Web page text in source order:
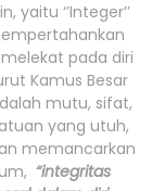
yaitu ‘’Integer’’
pada diri
Kamus Besar
mutu, sifat,
yang utuh,
memancarkan
“integritas